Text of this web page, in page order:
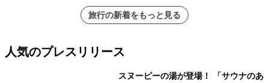
旅行の新着をもっと見る
人気のプレスリリース
スヌーピーの湯が登場！ 「サウナのあ